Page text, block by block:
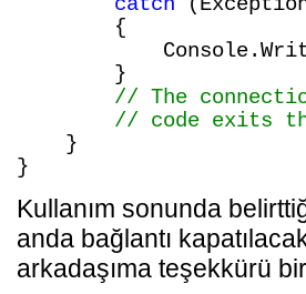
catch
{
}
// The
// code exits
}
}
Kullanım sonunda
anda bağlantı
arkadaşıma teşekkürü